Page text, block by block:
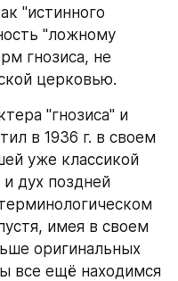
"истинного
"ложному
гнозиса, не
церковью.
"гнозиса" и
в 1936 г. в своем
уже классикой
и дух поздней
имея в своем
оригинальных
все ещё находимся